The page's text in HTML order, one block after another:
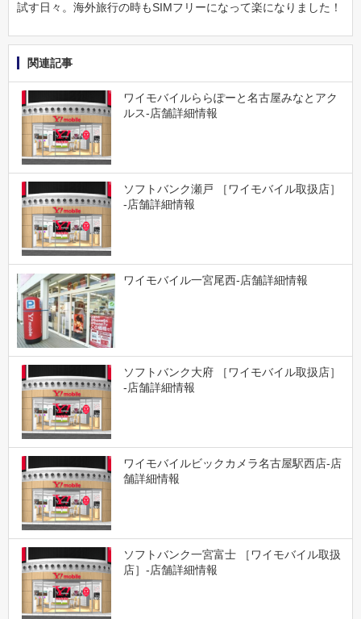
試す日々。海外旅行の時もSIMフリーになって楽になりました！
関連記事
ワイモバイルららぽーと名古屋みなとアク
ルス-店舗詳細情報
ソフトバンク瀬戸 ［ワイモバイル取扱店］
-店舗詳細情報
ワイモバイル一宮尾西-店舗詳細情報
ソフトバンク大府 ［ワイモバイル取扱店］
-店舗詳細情報
ワイモバイルビックカメラ名古屋駅西店-店
舗詳細情報
ソフトバンク一宮富士 ［ワイモバイル取扱
店］-店舗詳細情報